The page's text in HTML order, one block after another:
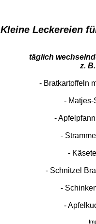
Kleine Leckereien
täglich
z. B.
- Bratkartoffeln
- Matjes-
-
-
-
- Schnitzel
-
​​​​​​​-